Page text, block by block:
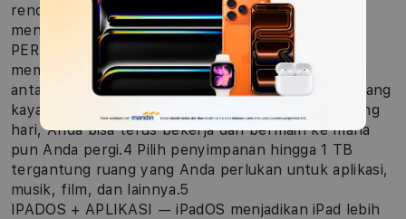
rendah, yang membuat segalanya terlihat
menakjubkan.1
PERFORMA DAN PENYIMPANAN — Chip M3
memungkinkan Anda multitasking dengan mulus di
antara berbagai aplikasi andal dan bermain game yang
kaya grafis. Dan dengan kekuatan baterai sepanjang
hari, Anda bisa terus bekerja dan bermain ke mana
pun Anda pergi.4 Pilih penyimpanan hingga 1 TB
tergantung ruang yang Anda perlukan untuk aplikasi,
musik, film, dan lainnya.5
IPADOS + APLIKASI — iPadOS menjadikan iPad lebih